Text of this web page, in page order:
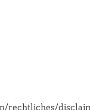
rechtliches/